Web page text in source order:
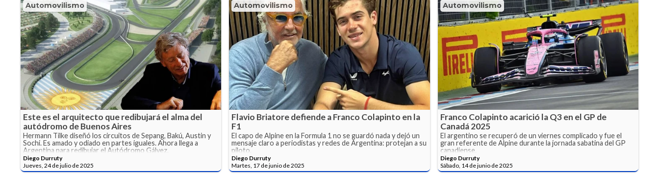
Automovilismo
Este es el arquitecto que redibujará el alma del
autódromo de Buenos Aires
Hermann Tilke diseñó los circuitos de Sepang, Bakú, Austin y
Sochi. Es amado y odiado en partes iguales. Ahora llega a
Argentina para redibujar el Autódromo Gálvez.
Diego Durruty
Jueves, 24 de julio de 2025
Automovilismo
Flavio Briatore defiende a Franco Colapinto en la
F1
El capo de Alpine en la Formula 1 no se guardó nada y dejó un
mensaje claro a periodistas y redes de Argentina: protejan a su
piloto.
Diego Durruty
Martes, 17 de junio de 2025
Automovilismo
Franco Colapinto acarició la Q3 en el GP de
Canadá 2025
El argentino se recuperó de un viernes complicado y fue el
gran referente de Alpine durante la jornada sabatina del GP
canadiense.
Diego Durruty
Sábado, 14 de junio de 2025